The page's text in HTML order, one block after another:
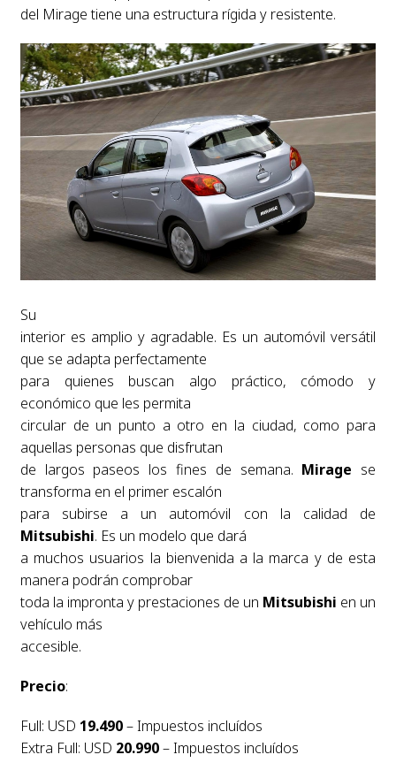
del Mirage tiene una estructura rígida y resistente.
Su
interior es amplio y agradable. Es un automóvil versátil
que se adapta perfectamente
para quienes buscan algo práctico, cómodo y
económico que les permita
circular de un punto a otro en la ciudad, como para
aquellas personas que disfrutan
de largos paseos los fines de semana. Mirage se
transforma en el primer escalón
para subirse a un automóvil con la calidad de
Mitsubishi. Es un modelo que dará
a muchos usuarios la bienvenida a la marca y de esta
manera podrán comprobar
toda la impronta y prestaciones de un Mitsubishi en un
vehículo más
accesible.
Precio:
Full: USD 19.490– Impuestos incluídos
Extra Full: USD 20.990– Impuestos incluídos